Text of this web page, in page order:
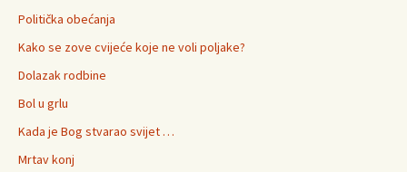
Politička obećanja
Kako se zove cvijeće koje ne voli poljake?
Dolazak rodbine
Bol u grlu
Kada je Bog stvarao svijet …
Mrtav konj